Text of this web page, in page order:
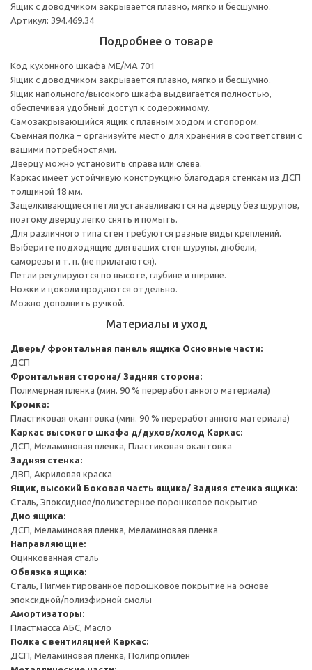
Ящик с доводчиком закрывается плавно, мягко и бесшумно.
Артикул: 394.469.34
Подробнее о товаре
Код кухонного шкафа ME/MA 701
Ящик с доводчиком закрывается плавно, мягко и бесшумно.
Ящик напольного/высокого шкафа выдвигается полностью,
обеспечивая удобный доступ к содержимому.
Cамозакрывающийся ящик с плавным ходом и стопором.
Съемная полка – организуйте место для хранения в соответствии с
вашими потребностями.
Дверцу можно установить справа или слева.
Каркас имеет устойчивую конструкцию благодаря стенкам из ДСП
толщиной 18 мм.
Защелкивающиеся петли устанавливаются на дверцу без шурупов,
поэтому дверцу легко снять и помыть.
Для различного типа стен требуются разные виды креплений.
Выберите подходящие для ваших стен шурупы, дюбели,
саморезы и т. п. (не прилагаются).
Петли регулируются по высоте, глубине и ширине.
Ножки и цоколи продаются отдельно.
Можно дополнить ручкой.
Материалы и уход
Дверь/ фронтальная панель ящика Основные части:
ДСП
Фронтальная сторона/ Задняя сторона:
Полимерная пленка (мин. 90 % переработанного материала)
Кромка:
Пластиковая окантовка (мин. 90 % переработанного материала)
Каркас высокого шкафа д/духов/холод Каркас:
ДСП, Меламиновая пленка, Пластиковая окантовка
Задняя стенка:
ДВП, Акриловая краска
Ящик, высокий Боковая часть ящика/ Задняя стенка ящика:
Сталь, Эпоксидное/полиэстерное порошковое покрытие
Дно ящика:
ДСП, Меламиновая пленка, Меламиновая пленка
Направляющие:
Оцинкованная сталь
Обвязка ящика:
Сталь, Пигментированное порошковое покрытие на основе
эпоксидной/полиэфирной смолы
Амортизаторы:
Пластмасса АБС, Масло
Полка с вентиляцией Каркас:
ДСП, Меламиновая пленка, Полипропилен